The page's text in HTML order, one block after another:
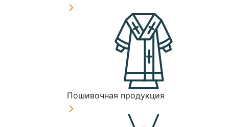
Пошивочная продукция